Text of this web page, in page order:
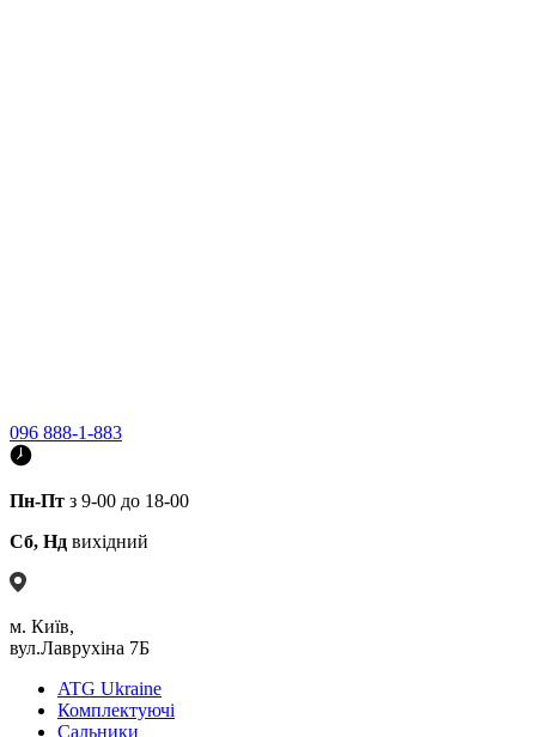
096 888-1-883
Пн-Пт з 9-00 до 18-00
Сб, Нд вихідний
м. Київ,
вул.Лаврухіна 7Б
ATG Ukraine
Комплектуючі
Сальники